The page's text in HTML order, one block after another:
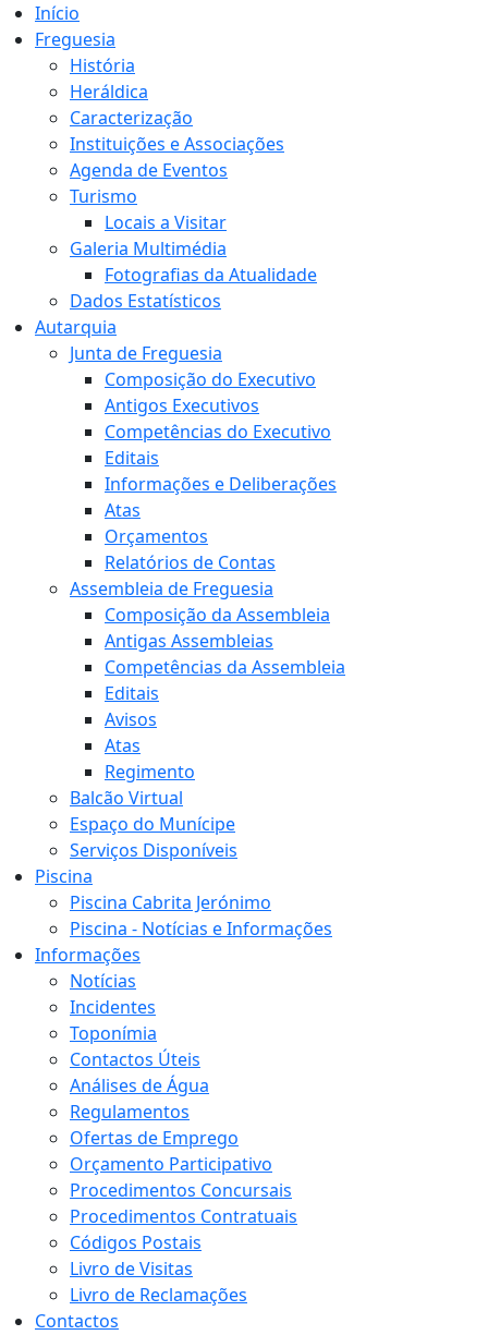
Início
Freguesia
História
Heráldica
Caracterização
Instituições e Associações
Agenda de Eventos
Turismo
Locais a Visitar
Galeria Multimédia
Fotografias da Atualidade
Dados Estatísticos
Autarquia
Junta de Freguesia
Composição do Executivo
Antigos Executivos
Competências do Executivo
Editais
Informações e Deliberações
Atas
Orçamentos
Relatórios de Contas
Assembleia de Freguesia
Composição da Assembleia
Antigas Assembleias
Competências da Assembleia
Editais
Avisos
Atas
Regimento
Balcão Virtual
Espaço do Munícipe
Serviços Disponíveis
Piscina
Piscina Cabrita Jerónimo
Piscina - Notícias e Informações
Informações
Notícias
Incidentes
Toponímia
Contactos Úteis
Análises de Água
Regulamentos
Ofertas de Emprego
Orçamento Participativo
Procedimentos Concursais
Procedimentos Contratuais
Códigos Postais
Livro de Visitas
Livro de Reclamações
Contactos